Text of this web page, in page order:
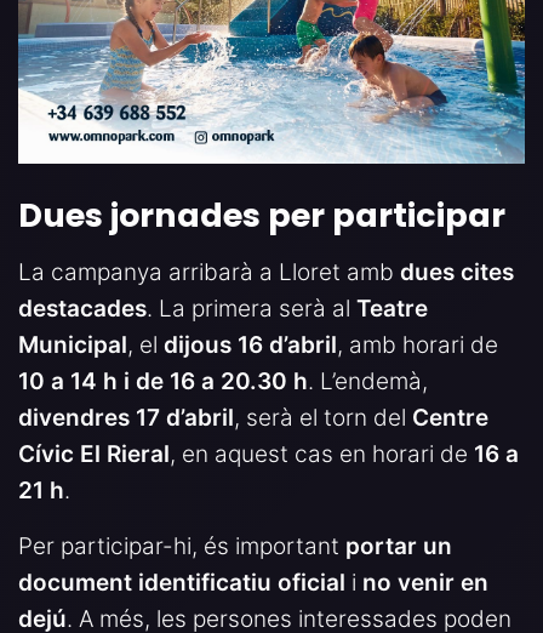
Dues jornades per participar
La campanya arribarà a Lloret amb dues cites
destacades. La primera serà al Teatre
Municipal, el dijous 16 d’abril, amb horari de
10 a 14 h i de 16 a 20.30 h. L’endemà,
divendres 17 d’abril, serà el torn del Centre
Cívic El Rieral, en aquest cas en horari de 16 a
21 h.
Per participar-hi, és important portar un
document identificatiu oficial i no venir en
dejú. A més, les persones interessades poden